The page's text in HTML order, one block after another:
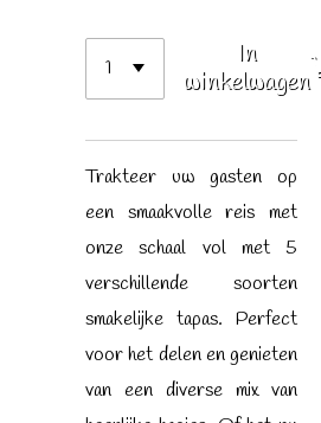
In
winkelwagen
Trakteer uw gasten op
een smaakvolle reis met
onze schaal vol met 5
verschillende soorten
smakelijke tapas. Perfect
voor het delen en genieten
van een diverse mix van